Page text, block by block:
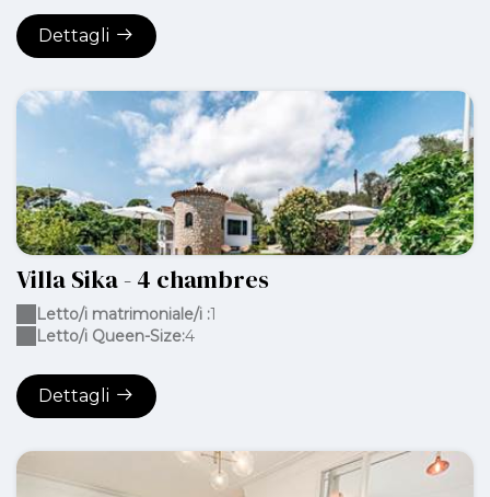
Dettagli
Villa Sika - 4 chambres
Dettagli
Letto/i matrimoniale/i :1
Letto/i Queen-Size:4